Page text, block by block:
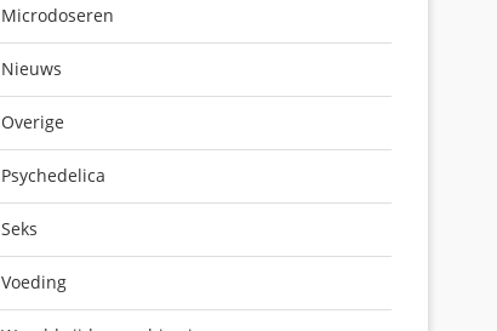
Microdoseren
Nieuws
Overige
Psychedelica
Seks
Voeding